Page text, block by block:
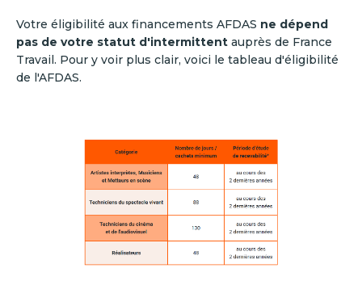
Votre éligibilité aux financements AFDAS ne dépend
pas de votre statut d'intermittent auprès de France
Travail. Pour y voir plus clair, voici le tableau d'éligibilité
de l'AFDAS.